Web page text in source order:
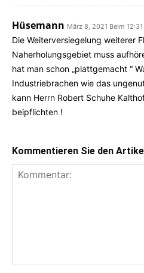
Hüsemann März 8, 2021 Beim
Die Weiterversiegelung weiterer
Naherholungsgebiet muss
hat man schon „plattgemacht “
Industriebrachen wie das
kann Herrn Robert Schuhe
beipflichten !
Kommentieren Sie den Artikel